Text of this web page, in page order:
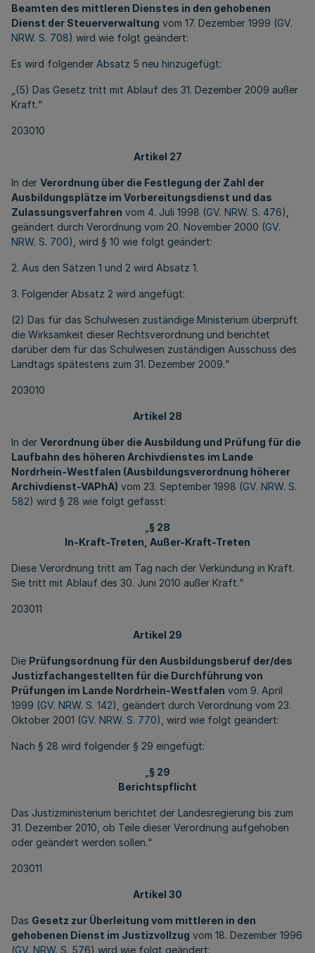
Beamten des mittleren Dienstes in den gehobenen
Dienst der Steuerverwaltung vom 17. Dezember 1999 (GV.
NRW. S. 708) wird wie folgt geändert:
Es wird folgender Absatz 5 neu hinzugefügt:
„(5) Das Gesetz tritt mit Ablauf des 31. Dezember 2009 außer
Kraft.“
203010
Artikel 27
In der Verordnung über die Festlegung der Zahl der
Ausbildungsplätze im Vorbereitungsdienst und das
Zulassungsverfahren vom 4. Juli 1998 (GV. NRW. S. 476),
geändert durch Verordnung vom 20. November 2000 (GV.
NRW. S. 700), wird § 10 wie folgt geändert:
2. Aus den Sätzen 1 und 2 wird Absatz 1.
3. Folgender Absatz 2 wird angefügt:
(2) Das für das Schulwesen zuständige Ministerium überprüft
die Wirksamkeit dieser Rechtsverordnung und berichtet
darüber dem für das Schulwesen zuständigen Ausschuss des
Landtags spätestens zum 31. Dezember 2009.“
203010
Artikel 28
In der Verordnung über die Ausbildung und Prüfung für die
Laufbahn des höheren Archivdienstes im Lande
Nordrhein-Westfalen (Ausbildungsverordnung höherer
Archivdienst-VAPhA) vom 23. September 1998 (GV. NRW. S.
582) wird § 28 wie folgt gefasst:
§ 28
In-Kraft-Treten, Außer-Kraft-Treten
Diese Verordnung tritt am Tag nach der Verkündung in Kraft.
Sie tritt mit Ablauf des 30. Juni 2010 außer Kraft.“
203011
Artikel 29
Die Prüfungsordnung für den Ausbildungsberuf der/des
Justizfachangestellten für die Durchführung von
Prüfungen im Lande Nordrhein-Westfalen vom 9. April
1999 (GV. NRW. S. 142), geändert durch Verordnung vom 23.
Oktober 2001 (GV. NRW. S. 770), wird wie folgt geändert:
Nach § 28 wird folgender § 29 eingefügt:
§ 29
Berichtspflicht
Das Justizministerium berichtet der Landesregierung bis zum
31. Dezember 2010, ob Teile dieser Verordnung aufgehoben
oder geändert werden sollen.“
203011
Artikel 30
Das Gesetz zur Überleitung vom mittleren in den
gehobenen Dienst im Justizvollzug vom 18. Dezember 1996
(GV. NRW. S. 576) wird wie folgt geändert: